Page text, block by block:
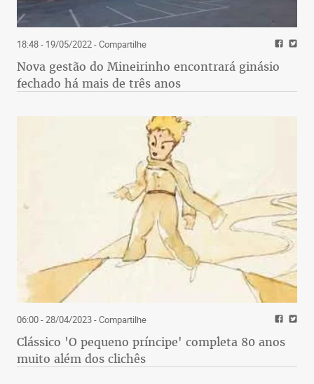
18:48 - 19/05/2022- Compartilhe
Nova gestão do Mineirinho encontrará ginásio
fechado há mais de três anos
06:00 - 28/04/2023- Compartilhe
Clássico 'O pequeno príncipe' completa 80 anos
muito além dos clichês